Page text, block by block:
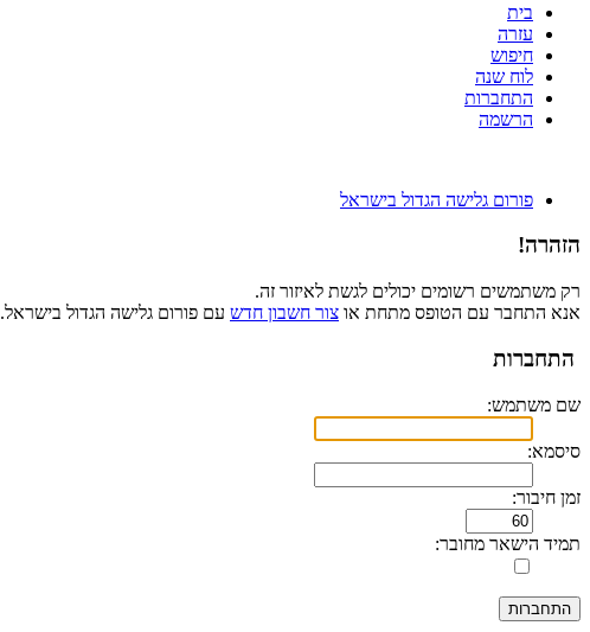
בית
עזרה
חיפוש
לוח שנה
התחברות
הרשמה
פורום גלישה הגדול בישראל
הזהרה!
רק משתמשים רשומים יכולים לגשת לאיזור זה.
אנא התחבר עם הטופס מתחת או צור חשבון חדש עם פורום גלישה הגדול בישראל.
התחברות
שם משתמש:
סיסמא:
זמן חיבור:
תמיד הישאר מחובר: